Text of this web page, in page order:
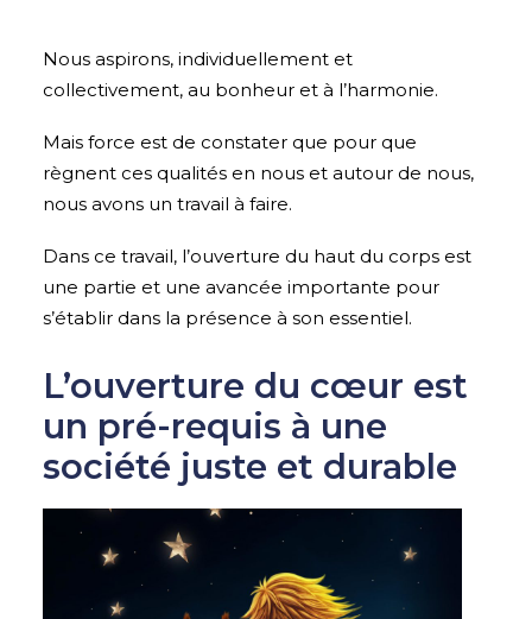
Nous aspirons, individuellement et
collectivement, au bonheur et à l’harmonie.
Mais force est de constater que pour que
règnent ces qualités en nous et autour de nous,
nous avons un travail à faire.
Dans ce travail, l’ouverture du haut du corps est
une partie et une avancée importante pour
s’établir dans la présence à son essentiel.
L’ouverture du cœur est
un pré-requis à une
société juste et durable